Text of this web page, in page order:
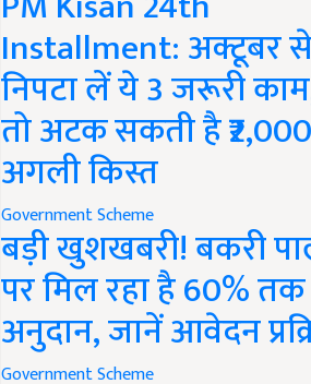
Installment: अक्टूबर
निपटा लें ये 3 जरूरी
तो अटक सकती है
अगली किस्त
Government Scheme
बड़ी खुशखबरी! बकरी
पर मिल रहा है 60% तक
अनुदान, जानें आवेदन
Government Scheme